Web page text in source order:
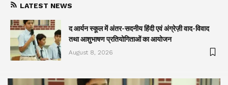
LATEST NEWS
द आर्यन स्कूल में अंतर-सदनीय हिंदी एवं अंग्रेज़ी वाद-विवाद
तथा आशुभाषण प्रतियोगिताओं का आयोजन
August 8, 2026